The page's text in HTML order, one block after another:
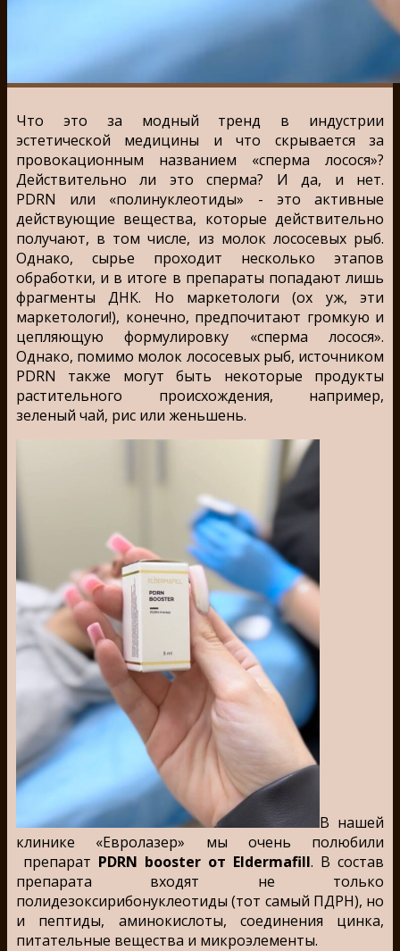
Что это за модный тренд в индустрии
эстетической медицины и что скрывается за
провокационным названием «сперма лосося»?
Действительно ли это сперма? И да, и нет.
PDRN или «полинуклеотиды» - это активные
действующие вещества, которые действительно
получают, в том числе, из молок лососевых рыб.
Однако, сырье проходит несколько этапов
обработки, и в итоге в препараты попадают лишь
фрагменты ДНК. Но маркетологи (ох уж, эти
маркетологи!), конечно, предпочитают громкую и
цепляющую формулировку «сперма лосося».
Однако, помимо молок лососевых рыб, источником
PDRN также могут быть некоторые продукты
растительного происхождения, например,
зеленый чай, рис или женьшень.
В нашей
клинике «Евролазер» мы очень полюбили
препарат PDRN booster от Eldermafill. В состав
препарата входят не только
полидезоксирибонуклеотиды (тот самый ПДРН), но
и пептиды, аминокислоты, соединения цинка,
питательные вещества и микроэлементы.